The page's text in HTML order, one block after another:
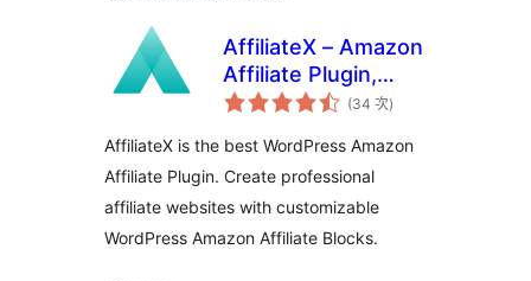
AffiliateX – Amazon
Affiliate Plugin,
Product Boxes,
& Affiliate Link
Tracking
(34 次評
分
數
)
AffiliateX is the best WordPress Amazon
Affiliate Plugin. Create professional
affiliate websites with customizable
WordPress Amazon Affiliate Blocks.